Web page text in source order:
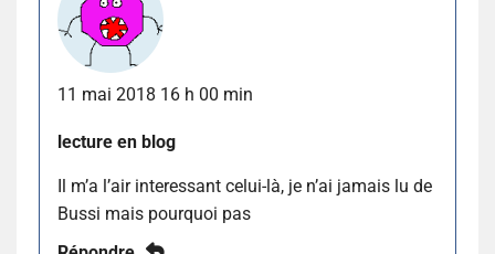
11 mai 2018 16 h 00 min
lecture en blog
Il m’a l’air interessant celui-là, je n’ai jamais lu de
Bussi mais pourquoi pas